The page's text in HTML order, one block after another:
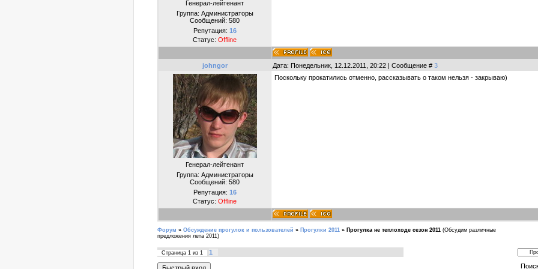
Генерал-лейтенант
Группа: Администраторы
Сообщений: 580
Репутация: 16
Статус: Offline
johngor Дата: Понедельник, 12.12.2011, 20:22 | Сообщение # 3
Генерал-лейтенант
Группа: Администраторы
Сообщений: 580
Репутация: 16
Статус: Offline
Поскольку прокатились отменно, рассказывать о таком нельзя - закрываю)
Форум » Обсуждение прогулок и пользователей » Прогулки 2011 » Прогулка не теплоходе сезон 2011 (Обсудим различные
предложения лета 2011)
Страница 1 из 1
1